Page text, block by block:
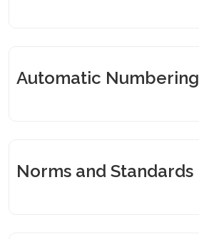
Automatic Numbering
Norms and Standards